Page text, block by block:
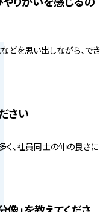
どを思い出しながら、でき
さい
く、社員同士の仲の良さに